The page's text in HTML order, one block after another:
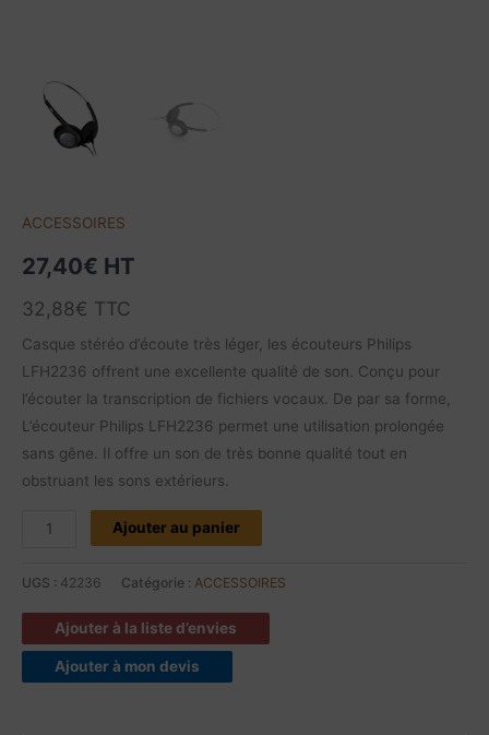
ACCESSOIRES
27,40€ HT
32,88€ TTC
Casque stéréo d’écoute très léger, les écouteurs Philips
LFH2236 offrent une excellente qualité de son. Conçu pour
l’écouter la transcription de fichiers vocaux. De par sa forme,
L’écouteur Philips LFH2236 permet une utilisation prolongée
sans gêne. Il offre un son de très bonne qualité tout en
obstruant les sons extérieurs.
Ajouter au panier
UGS : 42236 Catégorie : ACCESSOIRES
Ajouter à la liste d’envies
Ajouter à mon devis